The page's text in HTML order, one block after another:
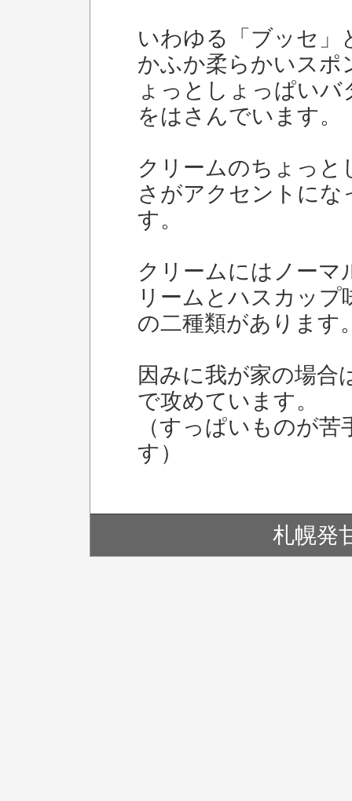
いわゆる「ブッセ」
かふか柔らかいスポ
ょっとしょっぱいバ
をはさんでいます。
クリームのちょっと
さがアクセントにな
す。
クリームにはノーマ
リームとハスカップ
の二種類があります
因みに我が家の場合
で攻めています。
（すっぱいものが
す）
札幌発